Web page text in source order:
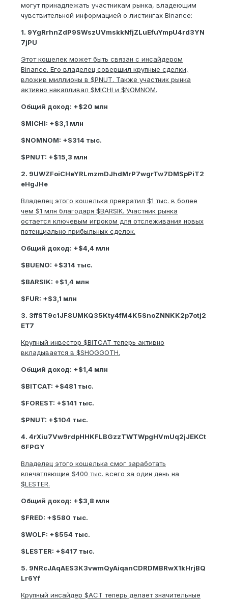
могут принадлежать участникам рынка, владеющим
чувствительной информацией о листингах Binance:
1. 9YgRrhnZdP9SWszUVmskkNfjZLuEfuYmpU4rd3YN
7jPU
Этот кошелек может быть связан с инсайдером
Binance. Его владелец совершил крупные сделки,
вложив миллионы в $PNUT. Также участник рынка
активно накапливал $MICHI и $NOMNOM.
Общий доход: +$20 млн
$MICHI: +$3,1 млн
$NOMNOM: +$314 тыс.
$PNUT: +$15,3 млн
2. 9UWZFoiCHeYRLmzmDJhdMrP7wgrTw7DMSpPiT2
eHgJHe
Владелец этого кошелька превратил $1 тыс. в более
чем $1 млн благодаря $BARSIK. Участник рынка
остается ключевым игроком для отслеживания новых
потенциально прибыльных сделок.
Общий доход: +$4,4 млн
$BUENO: +$314 тыс.
$BARSIK: +$1,4 млн
$FUR: +$3,1 млн
3. 3ffST9c1JF8UMKQ35Kty4fM4K5SnoZNNKK2p7otj2
ET7
Крупный инвестор $BITCAT теперь активно
вкладывается в $SHOGGOTH.
Общий доход: +$1,4 млн
$BITCAT: +$481 тыс.
$FOREST: +$141 тыс.
$PNUT: +$104 тыс.
4. 4rXiu7Vw9rdpHHKFLBGzzTWTWpgHVmUq2jJEKCt
6FPGY
Владелец этого кошелька смог заработать
впечатляющие $400 тыс. всего за один день на
$LESTER.
Общий доход: +$3,8 млн
$FRED: +$580 тыс.
$WOLF: +$554 тыс.
$LESTER: +$417 тыс.
5. 9NRcJAqAES3K3vwmQyAiqanCDRDMBRwX1kHrjBQ
Lr6Yf
Крупный инсайдер $ACT теперь делает значительные